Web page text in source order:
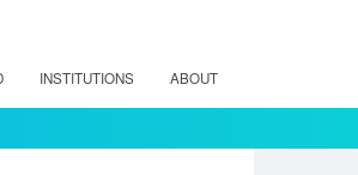
INSTITUTIONS ABOUT